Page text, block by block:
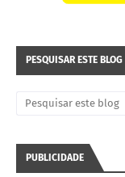
PESQUISAR ESTE BLOG
PUBLICIDADE